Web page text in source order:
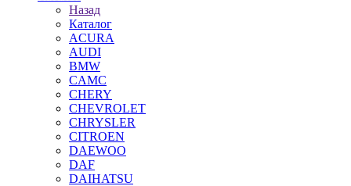
Назад
Каталог
ACURA
AUDI
BMW
CAMC
CHERY
CHEVROLET
CHRYSLER
CITROEN
DAEWOO
DAF
DAIHATSU